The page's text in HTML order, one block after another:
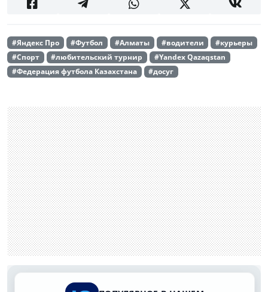
#Яндекс Про #Футбол #Алматы #водители
#курьеры
#Спорт
#любительский турнир
#Yandex Qazaqstan
#Федерация футбола Казахстана
#досуг